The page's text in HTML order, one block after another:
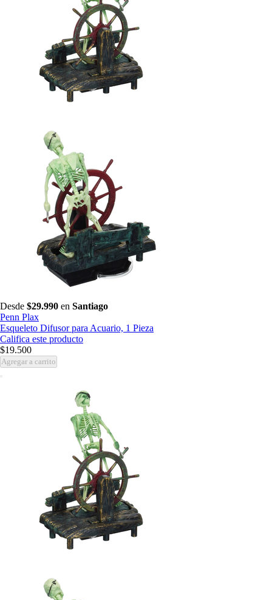
Desde $29.990 en Santiago
Penn Plax
Esqueleto Difusor para Acuario, 1 Pieza
Califica este producto
$19.500
Agregar a carrito